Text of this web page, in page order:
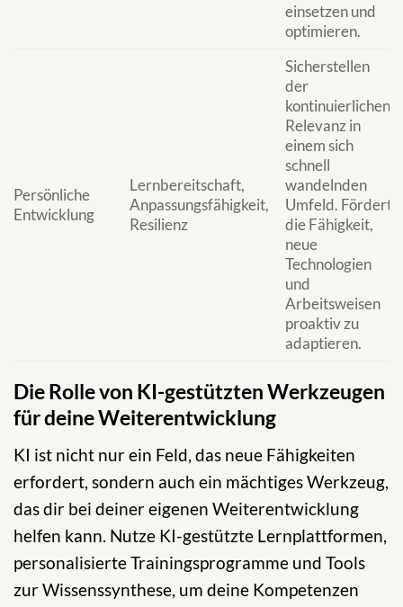
einsetzen und
optimieren.
Persönliche
Entwicklung
Lernbereitschaft,
Anpassungsfähigkeit,
Resilienz
Sicherstellen
der
kontinuierlichen
Relevanz in
einem sich
schnell
wandelnden
Umfeld. Fördert
die Fähigkeit,
neue
Technologien
und
Arbeitsweisen
proaktiv zu
adaptieren.
Die Rolle von KI-gestützten Werkzeugen
für deine Weiterentwicklung
KI ist nicht nur ein Feld, das neue Fähigkeiten
erfordert, sondern auch ein mächtiges Werkzeug,
das dir bei deiner eigenen Weiterentwicklung
helfen kann. Nutze KI-gestützte Lernplattformen,
personalisierte Trainingsprogramme und Tools
zur Wissenssynthese, um deine Kompetenzen